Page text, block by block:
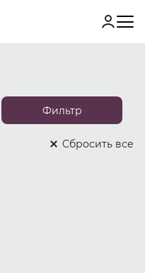
Фильтр
Cбросить все